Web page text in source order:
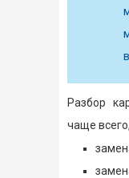
Разбор
чаще